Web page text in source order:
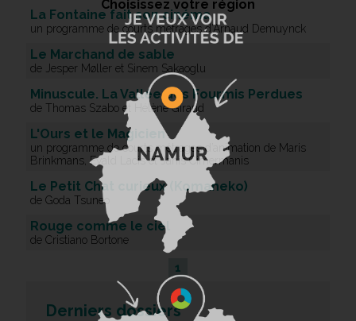
La Fontaine fait son cinéma
un programme de courts métrages d’Arnaud Demuynck
Le Marchand de sable
de Jesper Møller et Sinem Sakaoglu
Minuscule. La Vallée des Fourmis Perdues
de Thomas Szabo et Hélène Giraud
L'Ours et le Magicien
un programme de courts métrages d’animation de Maris
Brinkmans, Evald Lacis et Janis Cimermanis
Le Petit Chat curieux (Komaneko)
de Goda Tsuneo
Rouge comme le ciel
de Cristiano Bortone
1
Derniers dossiers
Choisissez votre région